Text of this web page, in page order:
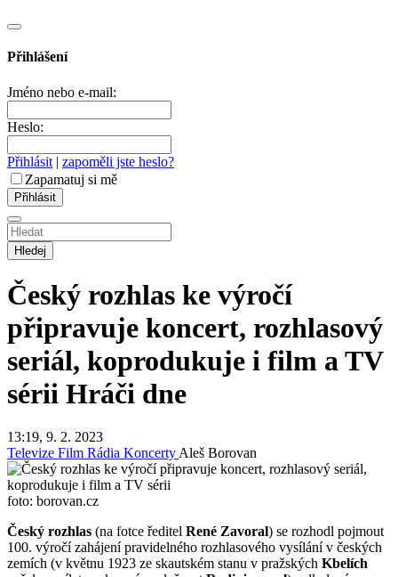
Přihlášení
Jméno nebo e-mail:
Heslo:
Přihlásit | zapoměli jste heslo?
Zapamatuj si mě
Hledej
Český rozhlas ke výročí
připravuje koncert, rozhlasový
seriál, koprodukuje i film a TV
sérii Hráči dne
13:19, 9. 2. 2023
Televize Film Rádia KoncertyAleš Borovan
foto: borovan.cz
Český rozhlas (na fotce ředitel René Zavoral) se rozhodl pojmout
100. výročí zahájení pravidelného rozhlasového vysílání v českých
zemích (v květnu 1923 ze skautském stanu v pražských Kbelích